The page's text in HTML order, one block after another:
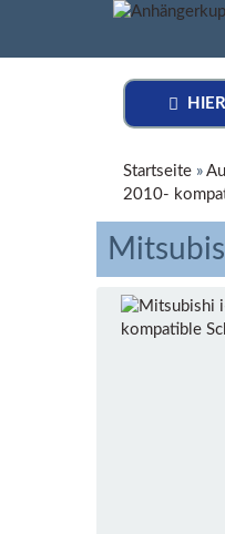
Startseite »
2010-